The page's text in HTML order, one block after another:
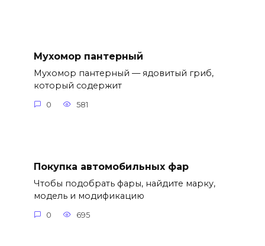
Мухомор пантерный
Мухомор пантерный — ядовитый гриб,
который содержит
0 581
Покупка автомобильных фар
Чтобы подобрать фары, найдите марку,
модель и модификацию
0 695